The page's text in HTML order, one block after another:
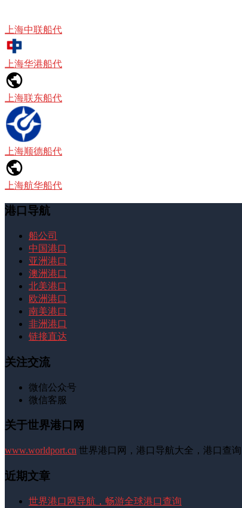
上海中联船代
上海华港船代
上海联东船代
上海顺德船代
上海航华船代
港口导航
船公司
中国港口
亚洲港口
澳洲港口
北美港口
欧洲港口
南美港口
非洲港口
链接直达
关注交流
微信公众号
微信客服
关于世界港口网
www.worldport.cn 世界港口网，港口导航大全，港口查
近期文章
世界港口网导航，畅游全球港口查询